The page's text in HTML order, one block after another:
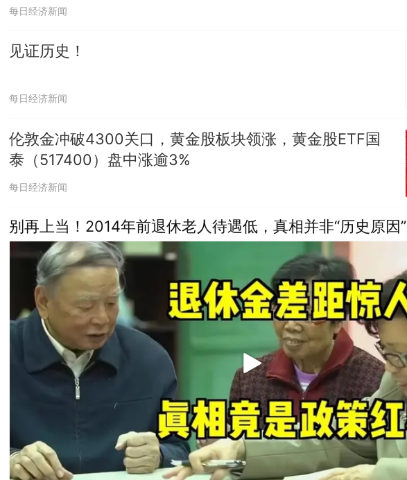
每日经济新闻
见证历史！
每日经济新闻
伦敦金冲破4300关口，黄金股板块领涨，黄金股ETF国
泰（517400）盘中涨逾3%
每日经济新闻
别再上当！2014年前退休老人待遇低，真相并非“历史原因”